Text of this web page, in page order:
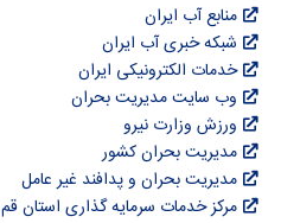
منابع آب ایران
شبکه خبری آب ایران
خدمات الکترونیکی ایران
وب سایت مدیریت بحران
ورزش وزارت نیرو
مدیریت بحران کشور
مدیریت بحران و پدافند غیر عامل
مرکز خدمات سرمایه گذاری استان قم